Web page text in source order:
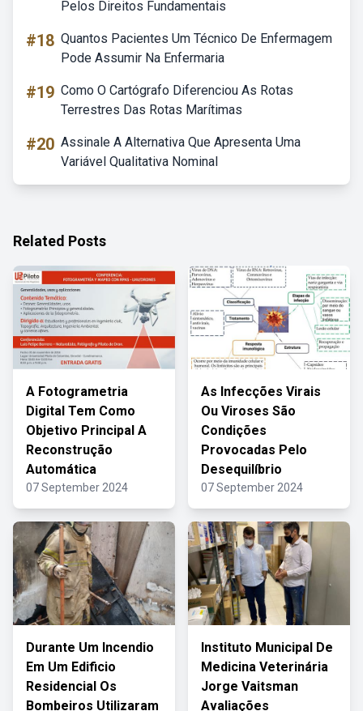
Pelos Direitos Fundamentais
#18 Quantos Pacientes Um Técnico De Enfermagem
Pode Assumir Na Enfermaria
#19 Como O Cartógrafo Diferenciou As Rotas
Terrestres Das Rotas Marítimas
#20 Assinale A Alternativa Que Apresenta Uma
Variável Qualitativa Nominal
Related Posts
A Fotogrametria
Digital Tem Como
Objetivo Principal A
Reconstrução
Automática
07 September 2024
As Infecções Virais
Ou Viroses São
Condições
Provocadas Pelo
Desequilíbrio
07 September 2024
Durante Um Incendio
Em Um Edificio
Residencial Os
Bombeiros Utilizaram
Instituto Municipal De
Medicina Veterinária
Jorge Vaitsman
Avaliações